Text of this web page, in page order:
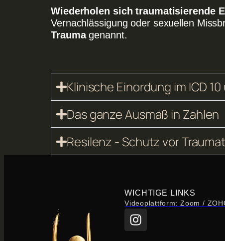
Wiederholen sich traumatisierende
Vernachlässigung oder sexuellen
Traumagenannt.
Klinische Einordung im ICD 10
Das ganze Ausmaß in Zahlen
Resilenz - Schutz vor
WICHTIGE LINKS
Videoplattform: Zoom /